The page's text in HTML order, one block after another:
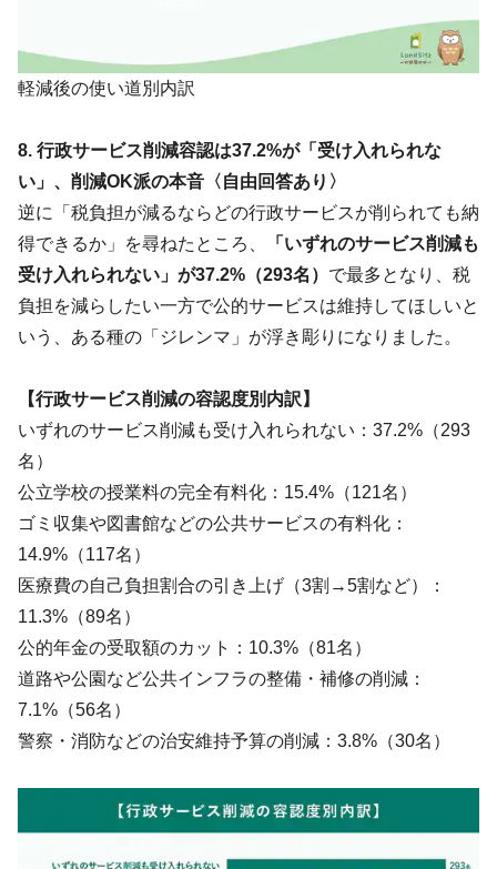
軽減後の使い道別内訳
8. 行政サービス削減容認は37.2%が「受け入れられな
い」、削減OK派の本音〈自由回答あり〉
逆に「税負担が減るならどの行政サービスが削られても納
得できるか」を尋ねたところ、
「いずれのサービス削減も
受け入れられない」が37.2%（293名） で最多となり、税
負担を減らしたい一方で公的サービスは維持してほしいと
いう、ある種の「ジレンマ」が浮き彫りになりました。
【行政サービス削減の容認度別内訳】
いずれのサービス削減も受け入れられない：37.2%（293
名）
公立学校の授業料の完全有料化：15.4%（121名）
ゴミ収集や図書館などの公共サービスの有料化：
14.9%（117名）
医療費の自己負担割合の引き上げ（3割→5割など）：
11.3%（89名）
公的年金の受取額のカット：10.3%（81名）
道路や公園など公共インフラの整備・補修の削減：
7.1%（56名）
警察・消防などの治安維持予算の削減：3.8%（30名）